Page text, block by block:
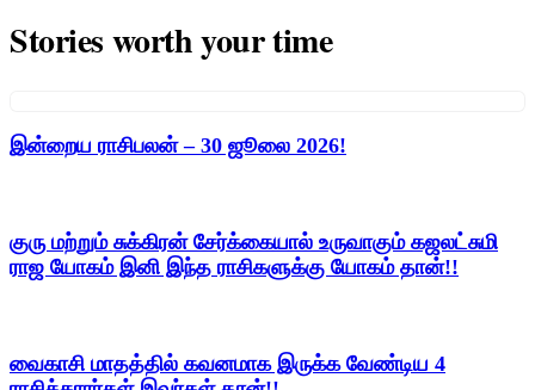
Stories worth your time
இன்றைய ராசிபலன் – 30 ஜூலை 2026!
குரு மற்றும் சுக்கிரன் சேர்க்கையால் உருவாகும் கஜலட்சுமி
ராஜ யோகம் இனி இந்த ராசிகளுக்கு யோகம் தான்!!
வைகாசி மாதத்தில் கவனமாக இருக்க வேண்டிய 4